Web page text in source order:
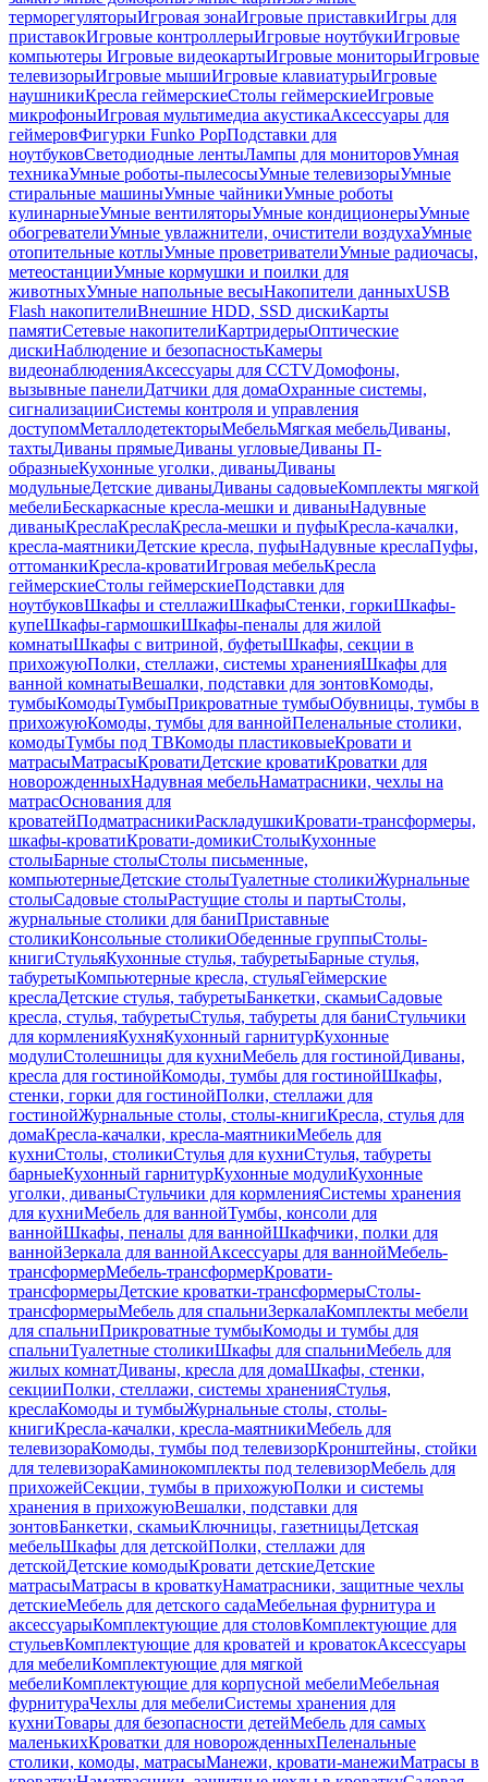
терморегуляторыИгровая зонаИгровые приставкиИгры для
приставокИгровые контроллерыИгровые ноутбукиИгровые
компьютеры Игровые видеокартыИгровые мониторыИгровые
телевизорыИгровые мышиИгровые клавиатурыИгровые
наушникиКресла геймерскиеСтолы геймерскиеИгровые
микрофоныИгровая мультимедиа акустикаАксессуары для
геймеровФигурки Funko PopПодставки для
ноутбуковСветодиодные лентыЛампы для мониторовУмная
техникаУмные роботы-пылесосыУмные телевизорыУмные
стиральные машиныУмные чайникиУмные роботы
кулинарныеУмные вентиляторыУмные кондиционерыУмные
обогревателиУмные увлажнители, очистители воздухаУмные
отопительные котлыУмные проветривателиУмные радиочасы,
метеостанцииУмные кормушки и поилки для
животныхУмные напольные весыНакопители данныхUSB
Flash накопителиВнешние HDD, SSD дискиКарты
памятиСетевые накопителиКартридерыОптические
дискиНаблюдение и безопасностьКамеры
видеонаблюденияАксессуары для CCTVДомофоны,
вызывные панелиДатчики для домаОхранные системы,
сигнализацииСистемы контроля и управления
доступомМеталлодетекторыМебельМягкая мебельДиваны,
тахтыДиваны прямыеДиваны угловыеДиваны П-
образныеКухонные уголки, диваныДиваны
модульныеДетские диваныДиваны садовыеКомплекты мягкой
мебелиБескаркасные кресла-мешки и диваныНадувные
диваныКреслаКреслаКресла-мешки и пуфыКресла-качалки,
кресла-маятникиДетские кресла, пуфыНадувные креслаПуфы,
оттоманкиКресла-кроватиИгровая мебельКресла
геймерскиеСтолы геймерскиеПодставки для
ноутбуковШкафы и стеллажиШкафыСтенки, горкиШкафы-
купеШкафы-гармошкиШкафы-пеналы для жилой
комнатыШкафы с витриной, буфетыШкафы, секции в
прихожуюПолки, стеллажи, системы храненияШкафы для
ванной комнатыВешалки, подставки для зонтовКомоды,
тумбыКомодыТумбыПрикроватные тумбыОбувницы, тумбы в
прихожуюКомоды, тумбы для ваннойПеленальные столики,
комодыТумбы под ТВКомоды пластиковыеКровати и
матрасыМатрасыКроватиДетские кроватиКроватки для
новорожденныхНадувная мебельНаматрасники, чехлы на
матрасОснования для
кроватейПодматрасникиРаскладушкиКровати-трансформеры,
шкафы-кроватиКровати-домикиСтолыКухонные
столыБарные столыСтолы письменные,
компьютерныеДетские столыТуалетные столикиЖурнальные
столыСадовые столыРастущие столы и партыСтолы,
журнальные столики для баниПриставные
столикиКонсольные столикиОбеденные группыСтолы-
книгиСтульяКухонные стулья, табуретыБарные стулья,
табуретыКомпьютерные кресла, стульяГеймерские
креслаДетские стулья, табуретыБанкетки, скамьиСадовые
кресла, стулья, табуретыСтулья, табуреты для баниСтульчики
для кормленияКухняКухонный гарнитурКухонные
модулиСтолешницы для кухниМебель для гостинойДиваны,
кресла для гостинойКомоды, тумбы для гостинойШкафы,
стенки, горки для гостинойПолки, стеллажи для
гостинойЖурнальные столы, столы-книгиКресла, стулья для
домаКресла-качалки, кресла-маятникиМебель для
кухниСтолы, столикиСтулья для кухниСтулья, табуреты
барныеКухонный гарнитурКухонные модулиКухонные
уголки, диваныСтульчики для кормленияСистемы хранения
для кухниМебель для ваннойТумбы, консоли для
ваннойШкафы, пеналы для ваннойШкафчики, полки для
ваннойЗеркала для ваннойАксессуары для ваннойМебель-
трансформерМебель-трансформерКровати-
трансформерыДетские кроватки-трансформерыСтолы-
трансформерыМебель для спальниЗеркалаКомплекты мебели
для спальниПрикроватные тумбыКомоды и тумбы для
спальниТуалетные столикиШкафы для спальниМебель для
жилых комнатДиваны, кресла для домаШкафы, стенки,
секцииПолки, стеллажи, системы храненияСтулья,
креслаКомоды и тумбыЖурнальные столы, столы-
книгиКресла-качалки, кресла-маятникиМебель для
телевизораКомоды, тумбы под телевизорКронштейны, стойки
для телевизораКаминокомплекты под телевизорМебель для
прихожейСекции, тумбы в прихожуюПолки и системы
хранения в прихожуюВешалки, подставки для
зонтовБанкетки, скамьиКлючницы, газетницыДетская
мебельШкафы для детскойПолки, стеллажи для
детскойДетские комодыКровати детскиеДетские
матрасыМатрасы в кроваткуНаматрасники, защитные чехлы
детскиеМебель для детского садаМебельная фурнитура и
аксессуарыКомплектующие для столовКомплектующие для
стульевКомплектующие для кроватей и кроватокАксессуары
для мебелиКомплектующие для мягкой
мебелиКомплектующие для корпусной мебелиМебельная
фурнитураЧехлы для мебелиСистемы хранения для
кухниТовары для безопасности детейМебель для самых
маленькихКроватки для новорожденныхПеленальные
столики, комоды, матрасыМанежи, кровати-манежиМатрасы в